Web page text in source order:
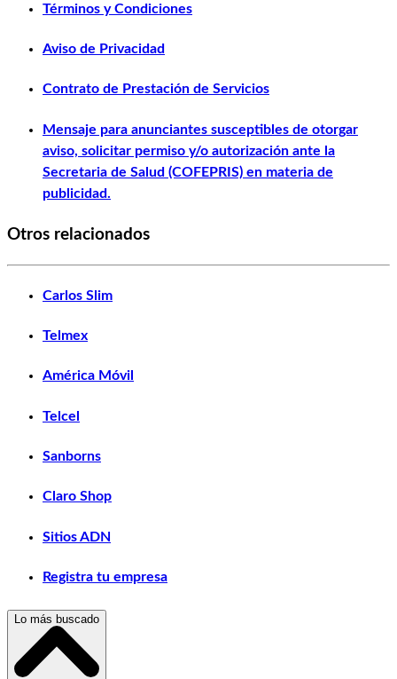
Términos y Condiciones
Aviso de Privacidad
Contrato de Prestación de Servicios
Mensaje para anunciantes susceptibles de otorgar
aviso, solicitar permiso y/o autorización ante la
Secretaria de Salud (COFEPRIS) en materia de
publicidad.
Otros relacionados
Carlos Slim
Telmex
América Móvil
Telcel
Sanborns
Claro Shop
Sitios ADN
Registra tu empresa
Lo más buscado